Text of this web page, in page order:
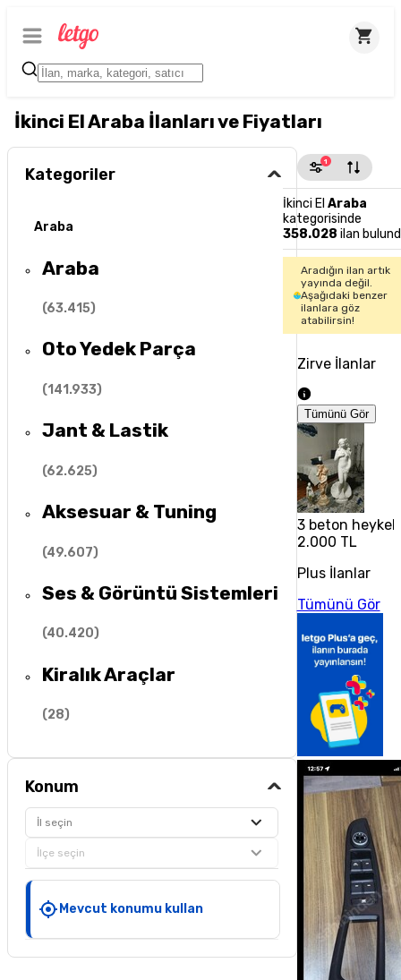
İkinci El Araba İlanları ve Fiyatları
Kategoriler
Araba
Araba
(63.415)
Oto Yedek Parça
(141.933)
Jant & Lastik
(62.625)
Aksesuar & Tuning
(49.607)
Ses & Görüntü Sistemleri
(40.420)
Kiralık Araçlar
(28)
Konum
İl seçin
İlçe seçin
Mevcut konumu kullan
1
İkinci El Araba
kategorisinde
358.028 ilan
Aradığın ilan artık
yayında değil.
Aşağıdaki benzer
ilanlara göz
atabilirsin!
Zirve İlanlar
Tümünü Gör
3 beton heykel
2.000 TL
Plus İlanlar
Tümünü Gör